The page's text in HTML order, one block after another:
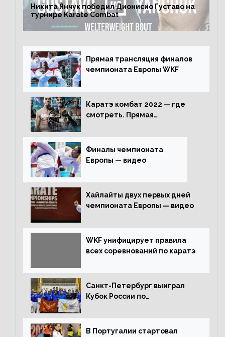
Никита Янчук победил Дионисио Густаво на
турнире Karate Combat
Прямая трансляция финалов
чемпионата Европы WKF
Каратэ комбат 2022 — где
смотреть. Прямая
Финалы чемпионата
Европы — видео
Хайлайты двух первых дней
чемпионата Европы — видео
WKF унифицирует правила
всех соревнований по каратэ
Санкт-Петербург выиграл
Кубок России по
В Португалии стартовал